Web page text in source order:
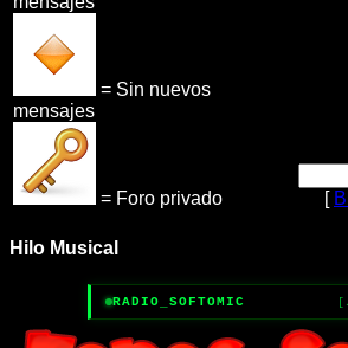
= Sin nuevos
mensajes
= Foro privado [
Hilo Musical
RADIO_SOFTOMIC